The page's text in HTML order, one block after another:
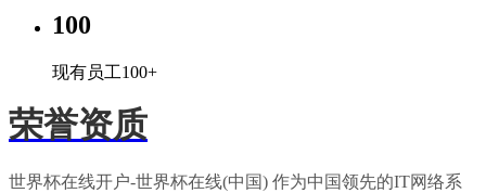
100
现有员工100+
荣誉资质
世界杯在线开户-世界杯在线(中国) 作为中国领先的IT网络系